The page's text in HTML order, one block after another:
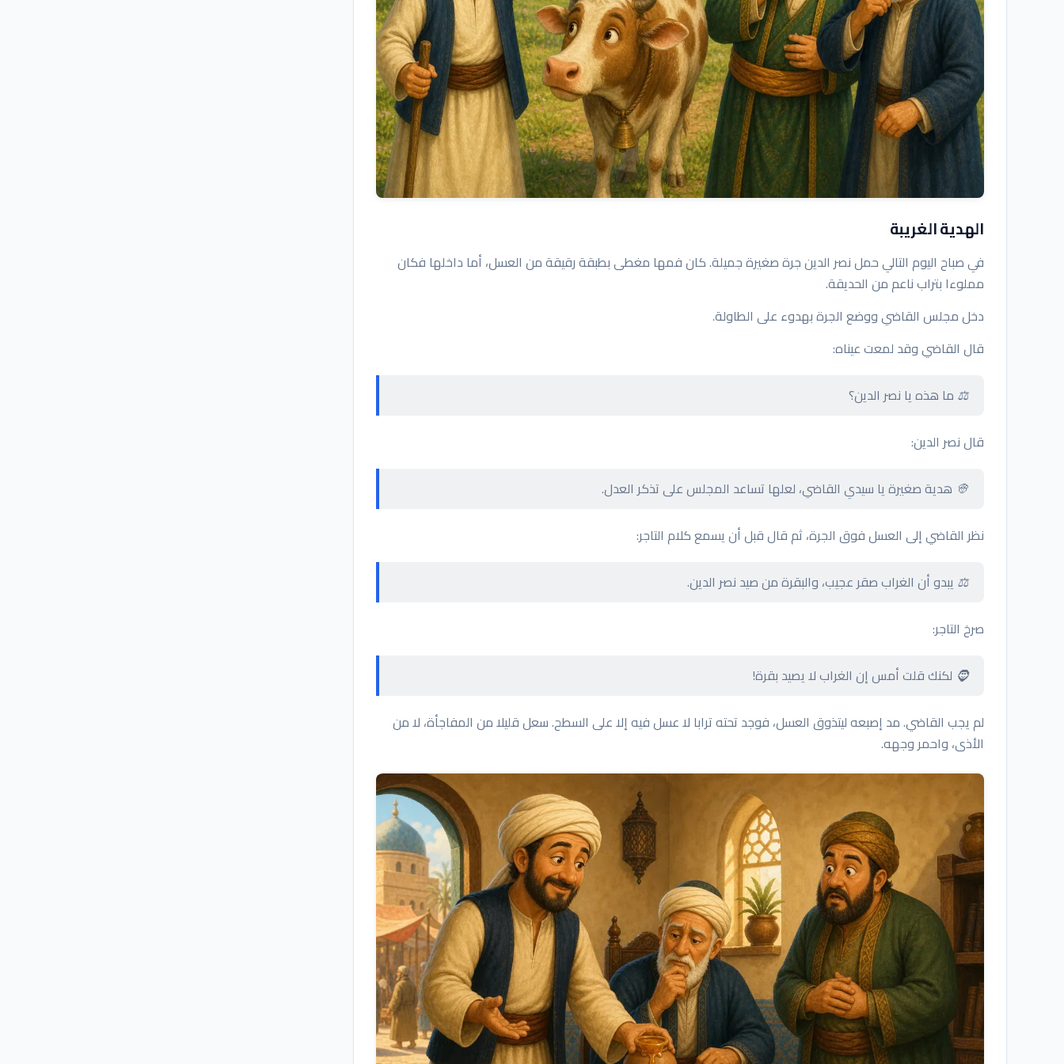
الهدية الغريبة
في صباح اليوم التالي حمل نصر الدين جرة صغيرة جميلة. كان فمها مغطى بطبقة رقيقة من العسل، أما داخلها فكان
مملوءا بتراب ناعم من الحديقة.
دخل مجلس القاضي ووضع الجرة بهدوء على الطاولة.
قال القاضي وقد لمعت عيناه:
⚖️ ما هذه يا نصر الدين؟
قال نصر الدين:
👳 هدية صغيرة يا سيدي القاضي، لعلها تساعد المجلس على تذكر العدل.
نظر القاضي إلى العسل فوق الجرة، ثم قال قبل أن يسمع كلام التاجر:
⚖️ يبدو أن الغراب صقر عجيب، والبقرة من صيد نصر الدين.
صرخ التاجر:
🧔 لكنك قلت أمس إن الغراب لا يصيد بقرة!
لم يجب القاضي. مد إصبعه ليتذوق العسل، فوجد تحته ترابا لا عسل فيه إلا على السطح. سعل قليلا من المفاجأة، لا من
الأذى، واحمر وجهه.